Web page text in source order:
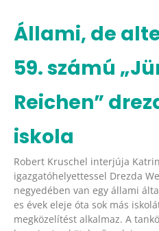
Állami, de
59. számú
Reichen”
iskola
Robert Kruschel interjúja
igazgatóhelyettessel Drezda
negyedében van egy állami
es évek eleje óta sok más
megközelítést alkalmaz. A